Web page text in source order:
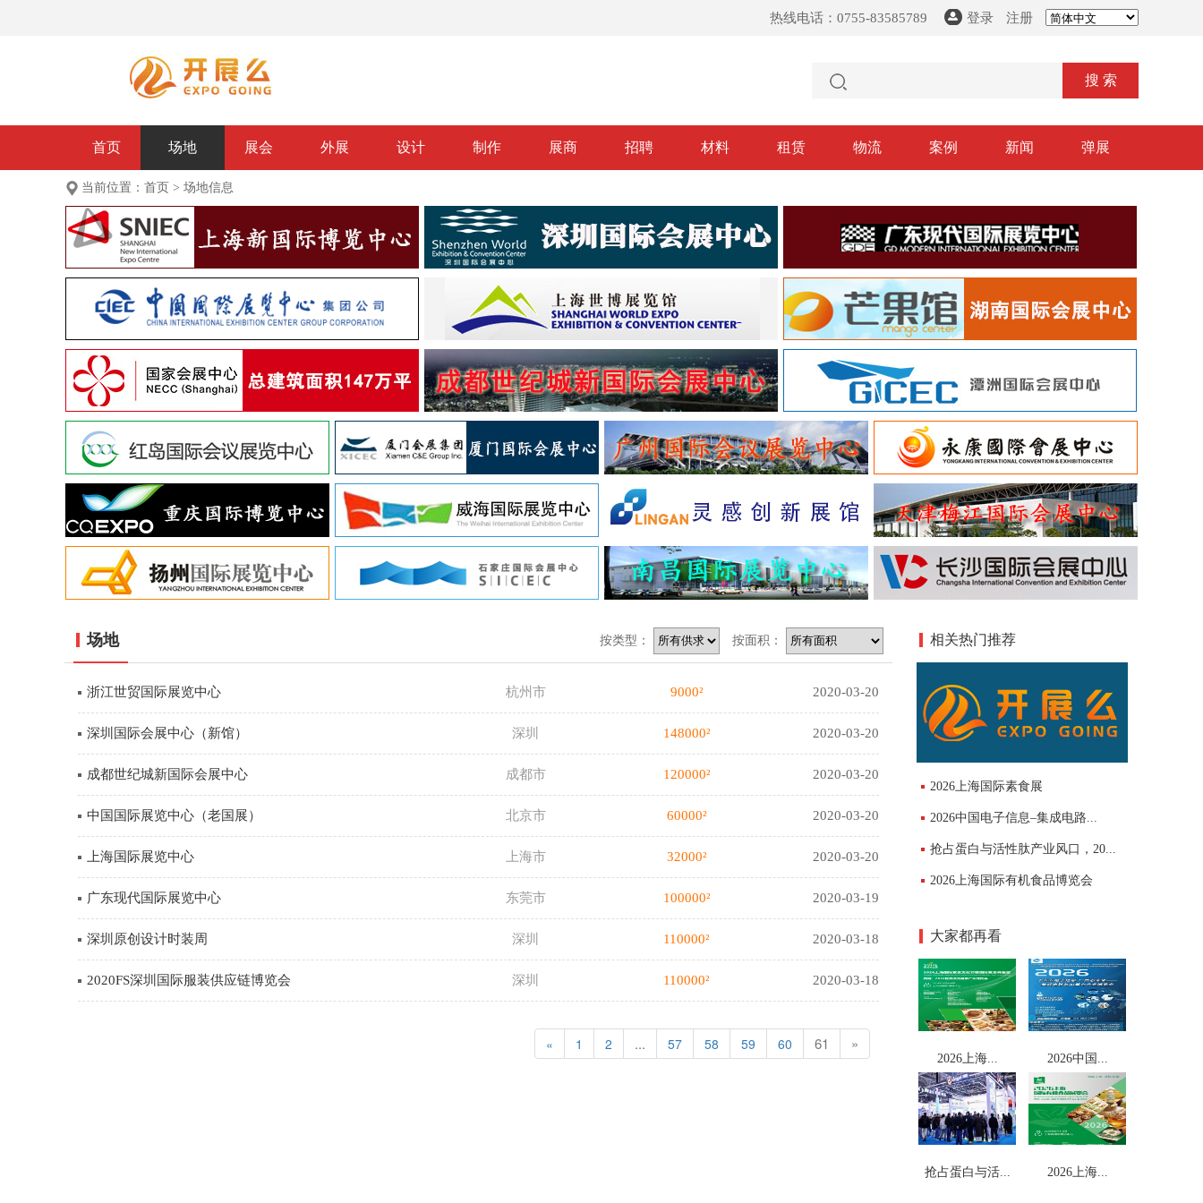
热线电话：0755-83585789 登录 注册
搜 索
首页 场地 展会 外展 设计 制作 展商 招聘 材料 租赁 物流 案例 新闻 弹展
当前位置： 首页 > 场地信息
场地 按类型： 按面积：
浙江世贸国际展览中心 杭州市 9000² 2020-03-20
深圳国际会展中心（新馆） 深圳 148000² 2020-03-20
成都世纪城新国际会展中心 成都市 120000² 2020-03-20
中国国际展览中心（老国展） 北京市 60000² 2020-03-20
上海国际展览中心 上海市 32000² 2020-03-20
广东现代国际展览中心 东莞市 100000² 2020-03-19
深圳原创设计时装周 深圳 110000² 2020-03-18
2020FS深圳国际服装供应链博览会 深圳 110000² 2020-03-18
« 1 2 ... 57 58 59 60 61 »
相关热门推荐
2026上海国际素食展
2026中国电子信息–集成电路...
抢占蛋白与活性肽产业风口，20...
2026上海国际有机食品博览会
大家都再看
2026上海... 2026中国...
抢占蛋白与活... 2026上海...